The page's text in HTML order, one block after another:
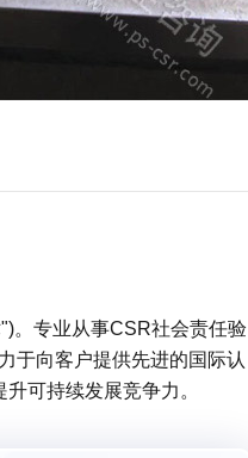
。专业从事CSR社会责任验
于向客户提供先进的国际认
可持续发展竞争力。